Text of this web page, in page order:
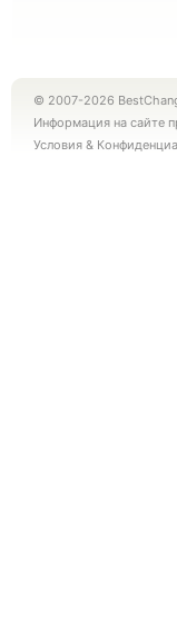
© 2007-2026
Информация на сайте
Условия &